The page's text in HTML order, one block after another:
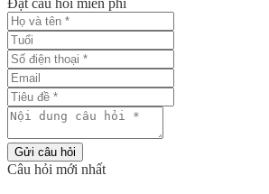
Đặt câu hỏi miễn phí
Gửi câu hỏi
Câu hỏi mới nhất